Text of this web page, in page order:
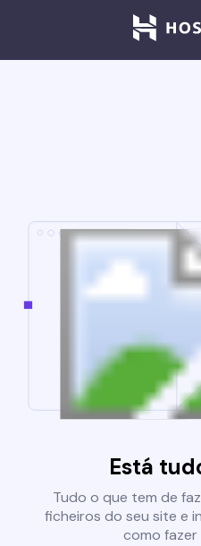
Está
Tudo o que tem de
ficheiros do seu site e
como